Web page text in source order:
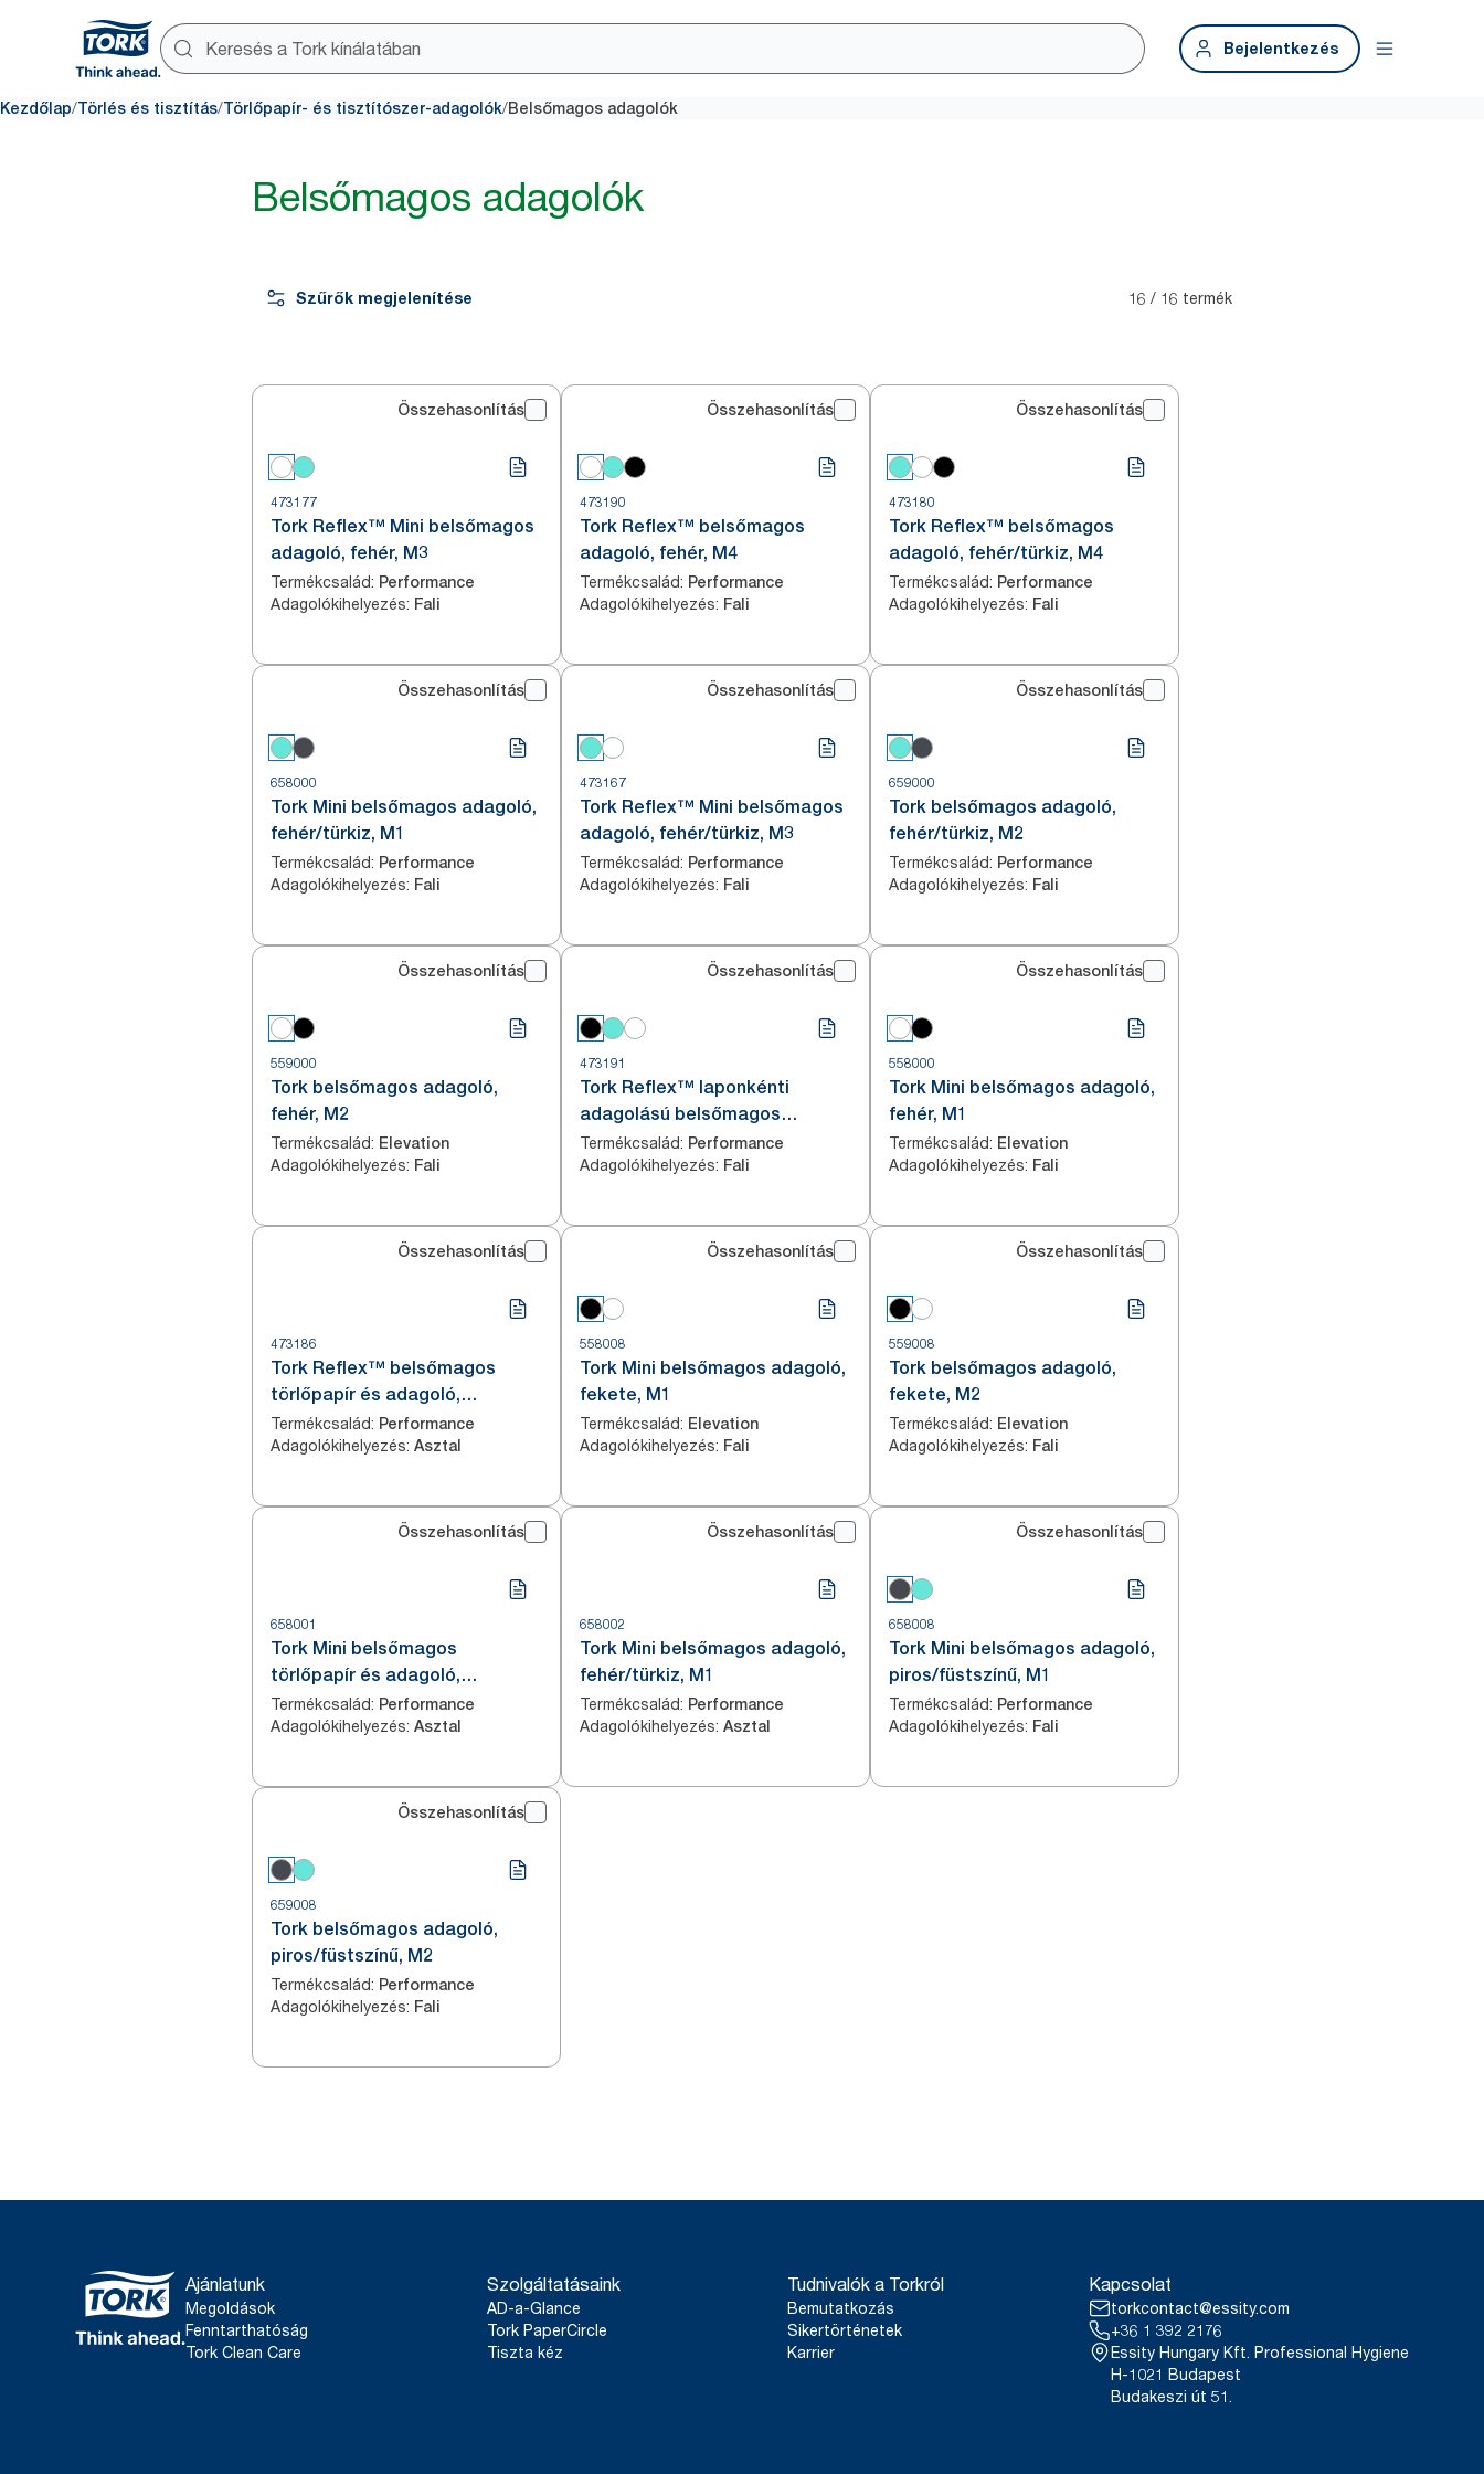
Bejelentkezés
Kezdőlap/Törlés és tisztítás/Törlőpapír- és tisztítószer-adagolók/Belsőmagos adagolók
Belsőmagos adagolók
Szűrők megjelenítése 16 / 16 termék
Összehasonlítás
473177
Tork Reflex™ Mini belsőmagos
adagoló, fehér, M3
Termékcsalád: Performance
Adagolókihelyezés: Fali
Összehasonlítás
473190
Tork Reflex™ belsőmagos
adagoló, fehér, M4
Termékcsalád: Performance
Adagolókihelyezés: Fali
Összehasonlítás
473180
Tork Reflex™ belsőmagos
adagoló, fehér/türkiz, M4
Termékcsalád: Performance
Adagolókihelyezés: Fali
Összehasonlítás
658000
Tork Mini belsőmagos adagoló,
fehér/türkiz, M1
Termékcsalád: Performance
Adagolókihelyezés: Fali
Összehasonlítás
473167
Tork Reflex™ Mini belsőmagos
adagoló, fehér/türkiz, M3
Termékcsalád: Performance
Adagolókihelyezés: Fali
Összehasonlítás
659000
Tork belsőmagos adagoló,
fehér/türkiz, M2
Termékcsalád: Performance
Adagolókihelyezés: Fali
Összehasonlítás
559000
Tork belsőmagos adagoló,
fehér, M2
Termékcsalád: Elevation
Adagolókihelyezés: Fali
Összehasonlítás
473191
Tork Reflex™ laponkénti
adagolású belsőmagos
adagoló, fekete, M4
Termékcsalád: Performance
Adagolókihelyezés: Fali
Összehasonlítás
558000
Tork Mini belsőmagos adagoló,
fehér, M1
Termékcsalád: Elevation
Adagolókihelyezés: Fali
Összehasonlítás
473186
Tork Reflex™ belsőmagos
törlőpapír és adagoló,
fehér/türkiz, M4
Termékcsalád: Performance
Adagolókihelyezés: Asztal
Összehasonlítás
558008
Tork Mini belsőmagos adagoló,
fekete, M1
Termékcsalád: Elevation
Adagolókihelyezés: Fali
Összehasonlítás
559008
Tork belsőmagos adagoló,
fekete, M2
Termékcsalád: Elevation
Adagolókihelyezés: Fali
Összehasonlítás
658001
Tork Mini belsőmagos
törlőpapír és adagoló,
fehér/türkiz, M1
Termékcsalád: Performance
Adagolókihelyezés: Asztal
Összehasonlítás
658002
Tork Mini belsőmagos adagoló,
fehér/türkiz, M1
Termékcsalád: Performance
Adagolókihelyezés: Asztal
Összehasonlítás
658008
Tork Mini belsőmagos adagoló,
piros/füstszínű, M1
Termékcsalád: Performance
Adagolókihelyezés: Fali
Összehasonlítás
659008
Tork belsőmagos adagoló,
piros/füstszínű, M2
Termékcsalád: Performance
Adagolókihelyezés: Fali
Ajánlatunk
Megoldások
Fenntarthatóság
Tork Clean Care
Szolgáltatásaink
AD-a-Glance
Tork PaperCircle
Tiszta kéz
Tudnivalók a Torkról
Bemutatkozás
Sikertörténetek
Karrier
Kapcsolat
torkcontact@essity.com
+36 1 392 2176
Essity Hungary Kft. Professional Hygiene
H-1021 Budapest
Budakeszi út 51.